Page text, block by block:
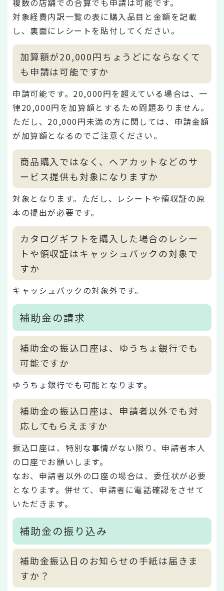
複数の店舗での合算でも申請は可能です。
対象経費内訳一覧の表に購入品目と金額を記載
し、裏面にレシートを貼付してください。
加算額が20,000円ちょうどにならなくて
も申請は可能ですか
申請可能です。20,000円を超えている場合は、一
律20,000円を加算額とするため問題ありません。
ただし、20,000円未満の方に関しては、申請金額
が加算額となるのでご注意ください。
商品購入ではなく、ヘアカットなどのサ
ービス提供も対象になりますか
対象となります。ただし、レシートや領収証の原
本の提出が必要です。
カタログギフトを購入した場合のレシー
トや領収証はキャッシュバックの対象で
すか
キャッシュバックの対象外です。
補助金の請求
補助金の振込口座は、ゆうちょ銀行でも
可能ですか
ゆうちょ銀行でも可能となります。
補助金の振込口座は、申請者以外でも対
応してもらえますか
振込口座は、特別な事情がない限り、申請者本人
の口座でお願いします。
なお、申請者以外の口座の場合は、委任状が必要
となります。併せて、申請者に電話確認をさせて
いただきます。
補助金の振り込み
補助金振込日のお知らせの手紙は届きま
すか？